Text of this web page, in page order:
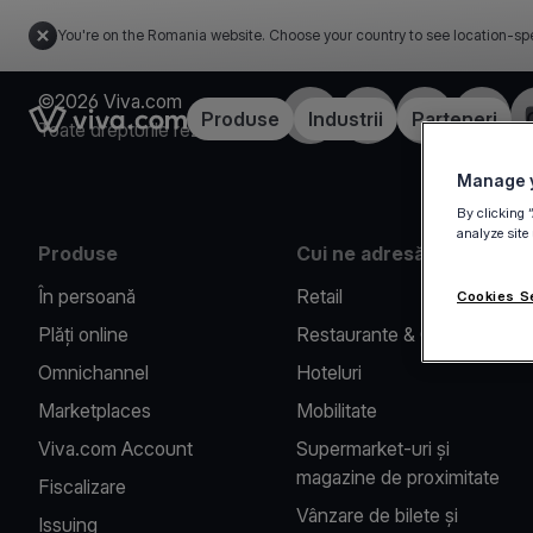
You're on the Romania website. Choose your country to see location-
Link to the homepageProduse Industrii Parteneri
©2026 Viva.com
Toate drepturile rezervate
Facebook
X LinkedIn
Produse
În persoană
Plăți online
Omnichannel
Marketplaces
Viva.com Account
Fiscalizare
Issuing
Cui ne adresăm
Retail
Restaurante & Cafenele
Hoteluri
Mobilitate
Supermarket-uri și
magazine de proximitate
Vânzare de bilete și
Manage
By clicking
analyze
Cookies